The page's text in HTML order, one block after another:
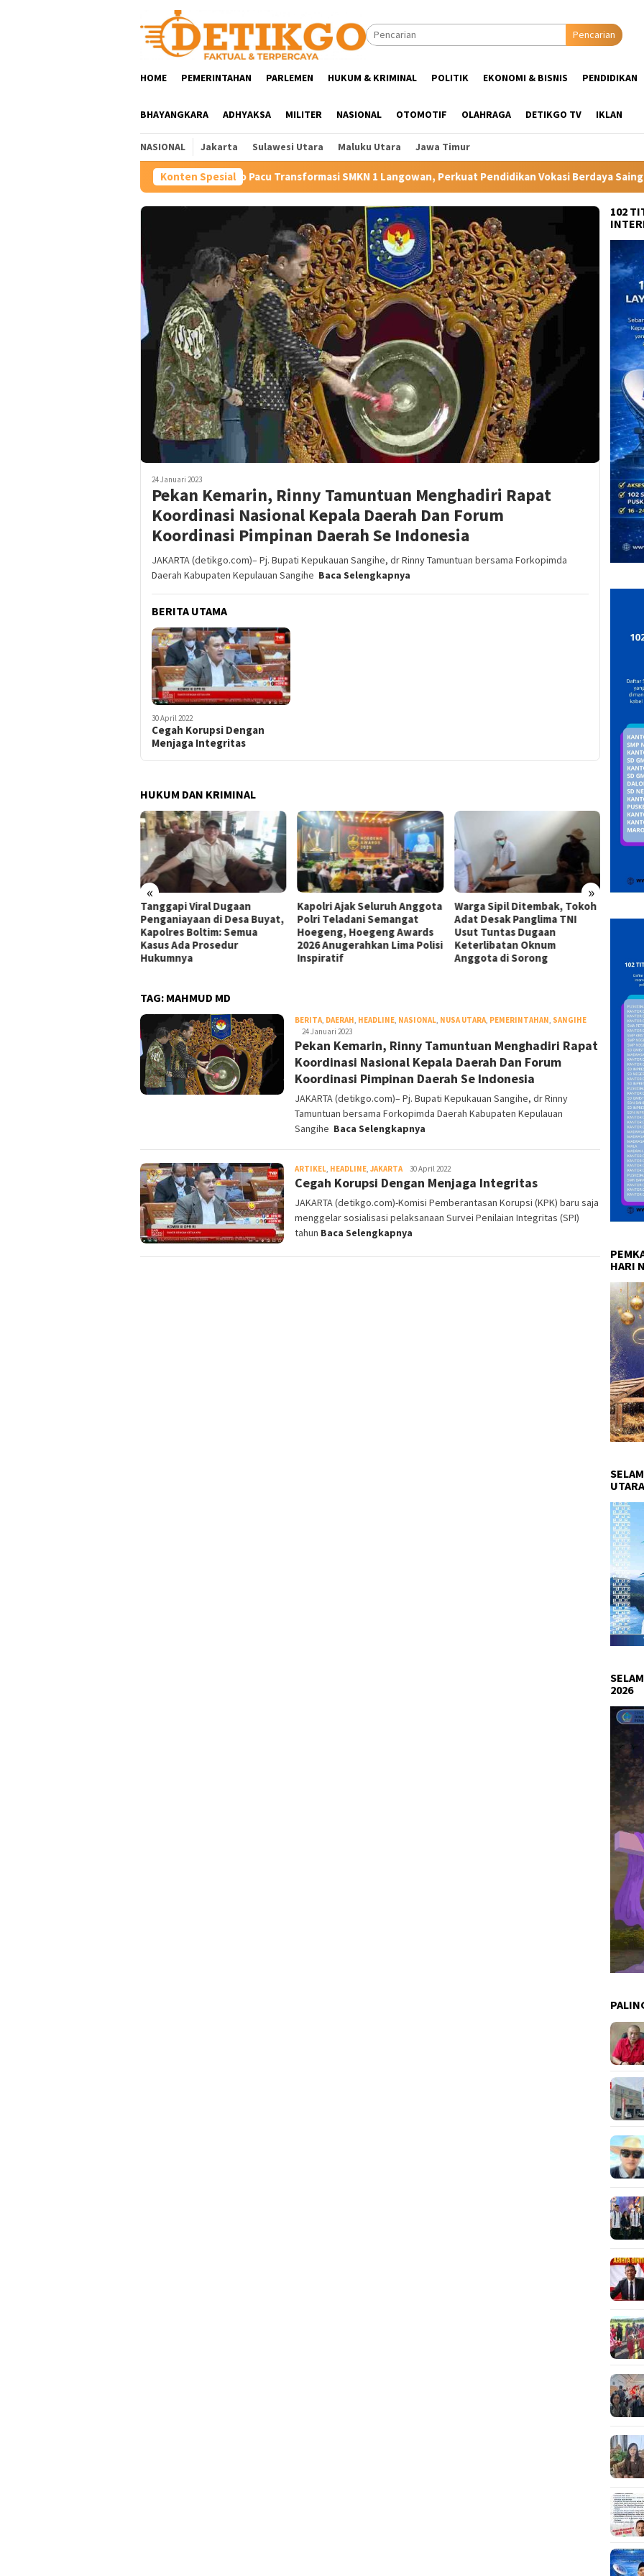
Pencarian
HOME PEMERINTAHAN PARLEMEN HUKUM & KRIMINAL POLITIK EKONOMI & BISNIS PENDIDIKAN
BHAYANGKARA ADHYAKSA MILITER NASIONAL OTOMOTIF OLAHRAGA DETIKGO TV IKLAN
NASIONAL Jakarta Sulawesi Utara Maluku Utara Jawa Timur
Konten Spesial
Hartini Ngadiorejo Pacu Transformasi SMKN 1 Langowan, Perkuat Pendidikan Vokasi Berdaya Saing di Kampung Halaman
24 Januari 2023
Pekan Kemarin, Rinny Tamuntuan Menghadiri Rapat
Koordinasi Nasional Kepala Daerah Dan Forum
Koordinasi Pimpinan Daerah Se Indonesia
JAKARTA (detikgo.com)– Pj. Bupati Kepukauan Sangihe, dr Rinny Tamuntuan bersama Forkopimda
Daerah Kabupaten Kepulauan Sangihe Baca Selengkapnya
BERITA UTAMA
30 April 2022
Cegah Korupsi Dengan
Menjaga Integritas
HUKUM DAN KRIMINAL
« »
Tanggapi Viral Dugaan
Penganiayaan di Desa Buyat,
Kapolres Boltim: Semua
Kasus Ada Prosedur
Hukumnya
Kapolri Ajak Seluruh Anggota
Polri Teladani Semangat
Hoegeng, Hoegeng Awards
2026 Anugerahkan Lima Polisi
Inspiratif
Warga Sipil Ditembak, Tokoh
Adat Desak Panglima TNI
Usut Tuntas Dugaan
Keterlibatan Oknum
Anggota di Sorong
TAG: MAHMUD MD
BERITA, DAERAH, HEADLINE, NASIONAL, NUSA UTARA, PEMERINTAHAN, SANGIHE
24 Januari 2023
Pekan Kemarin, Rinny Tamuntuan Menghadiri Rapat
Koordinasi Nasional Kepala Daerah Dan Forum
Koordinasi Pimpinan Daerah Se Indonesia
JAKARTA (detikgo.com)– Pj. Bupati Kepukauan Sangihe, dr Rinny
Tamuntuan bersama Forkopimda Daerah Kabupaten Kepulauan
Sangihe Baca Selengkapnya
ARTIKEL, HEADLINE, JAKARTARedaksi
DetikGo
30 April 2022
Cegah Korupsi Dengan Menjaga Integritas
JAKARTA (detikgo.com)-Komisi Pemberantasan Korupsi (KPK) baru saja
menggelar sosialisasi pelaksanaan Survei Penilaian Integritas (SPI)
tahun Baca Selengkapnya
102
HARI
2026